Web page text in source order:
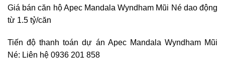
Giá bán căn hộ Apec Mandala Wyndham Mũi Né dao động
từ 1.5 tỷ/căn
Tiến độ thanh toán dự án Apec Mandala Wyndham Mũi
Né: Liên hệ 0936 201 858